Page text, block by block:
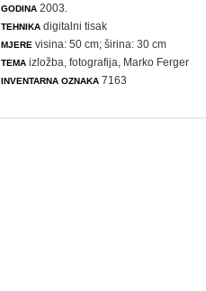
GODINA 2003.
TEHNIKA digitalni tisak
MJERE visina: 50 cm; širina: 30 cm
TEMA izložba ,fotografija , Marko Ferger
INVENTARNA OZNAKA 7163